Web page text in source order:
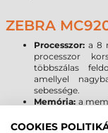
ZEBRA
Processzor: a 8
processzor
többszálas
amellyel
sebessége.
Memória: a
adatoknak,
COOKIES